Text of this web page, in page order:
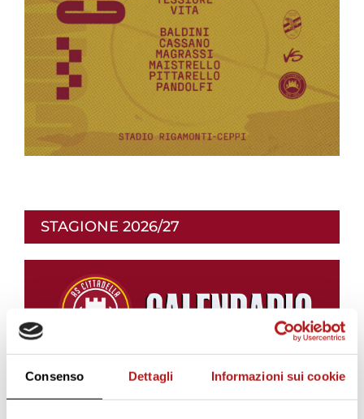
Consenso Dettagli Informazioni sui cookie
STAGIONE 2026/27